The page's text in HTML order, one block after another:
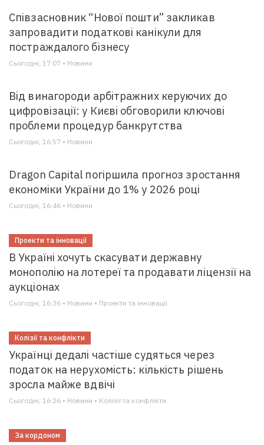
Співзасновник “Нової пошти” закликав
запровадити податкові канікули для
постраждалого бізнесу
Сьогодні, 17:07 • Новини
Від винагороди арбітражних керуючих до
цифровізації: у Києві обговорили ключові
проблеми процедур банкрутства
Сьогодні, 16:57 • Новини
Dragon Capital погіршила прогноз зростання
економіки України до 1% у 2026 році
Сьогодні, 16:46 • Новини
Проекти та інновації
В Україні хочуть скасувати державну
монополію на лотереї та продавати ліцензії на
аукціонах
Сьогодні, 16:36 • Новини • Проекти та інновації
Колізії та конфлікти
Українці дедалі частіше судяться через
податок на нерухомість: кількість рішень
зросла майже вдвічі
Сьогодні, 16:26 • Новини • Колізії та конфлікти
За кордоном